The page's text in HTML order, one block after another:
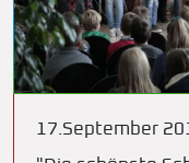
17.September